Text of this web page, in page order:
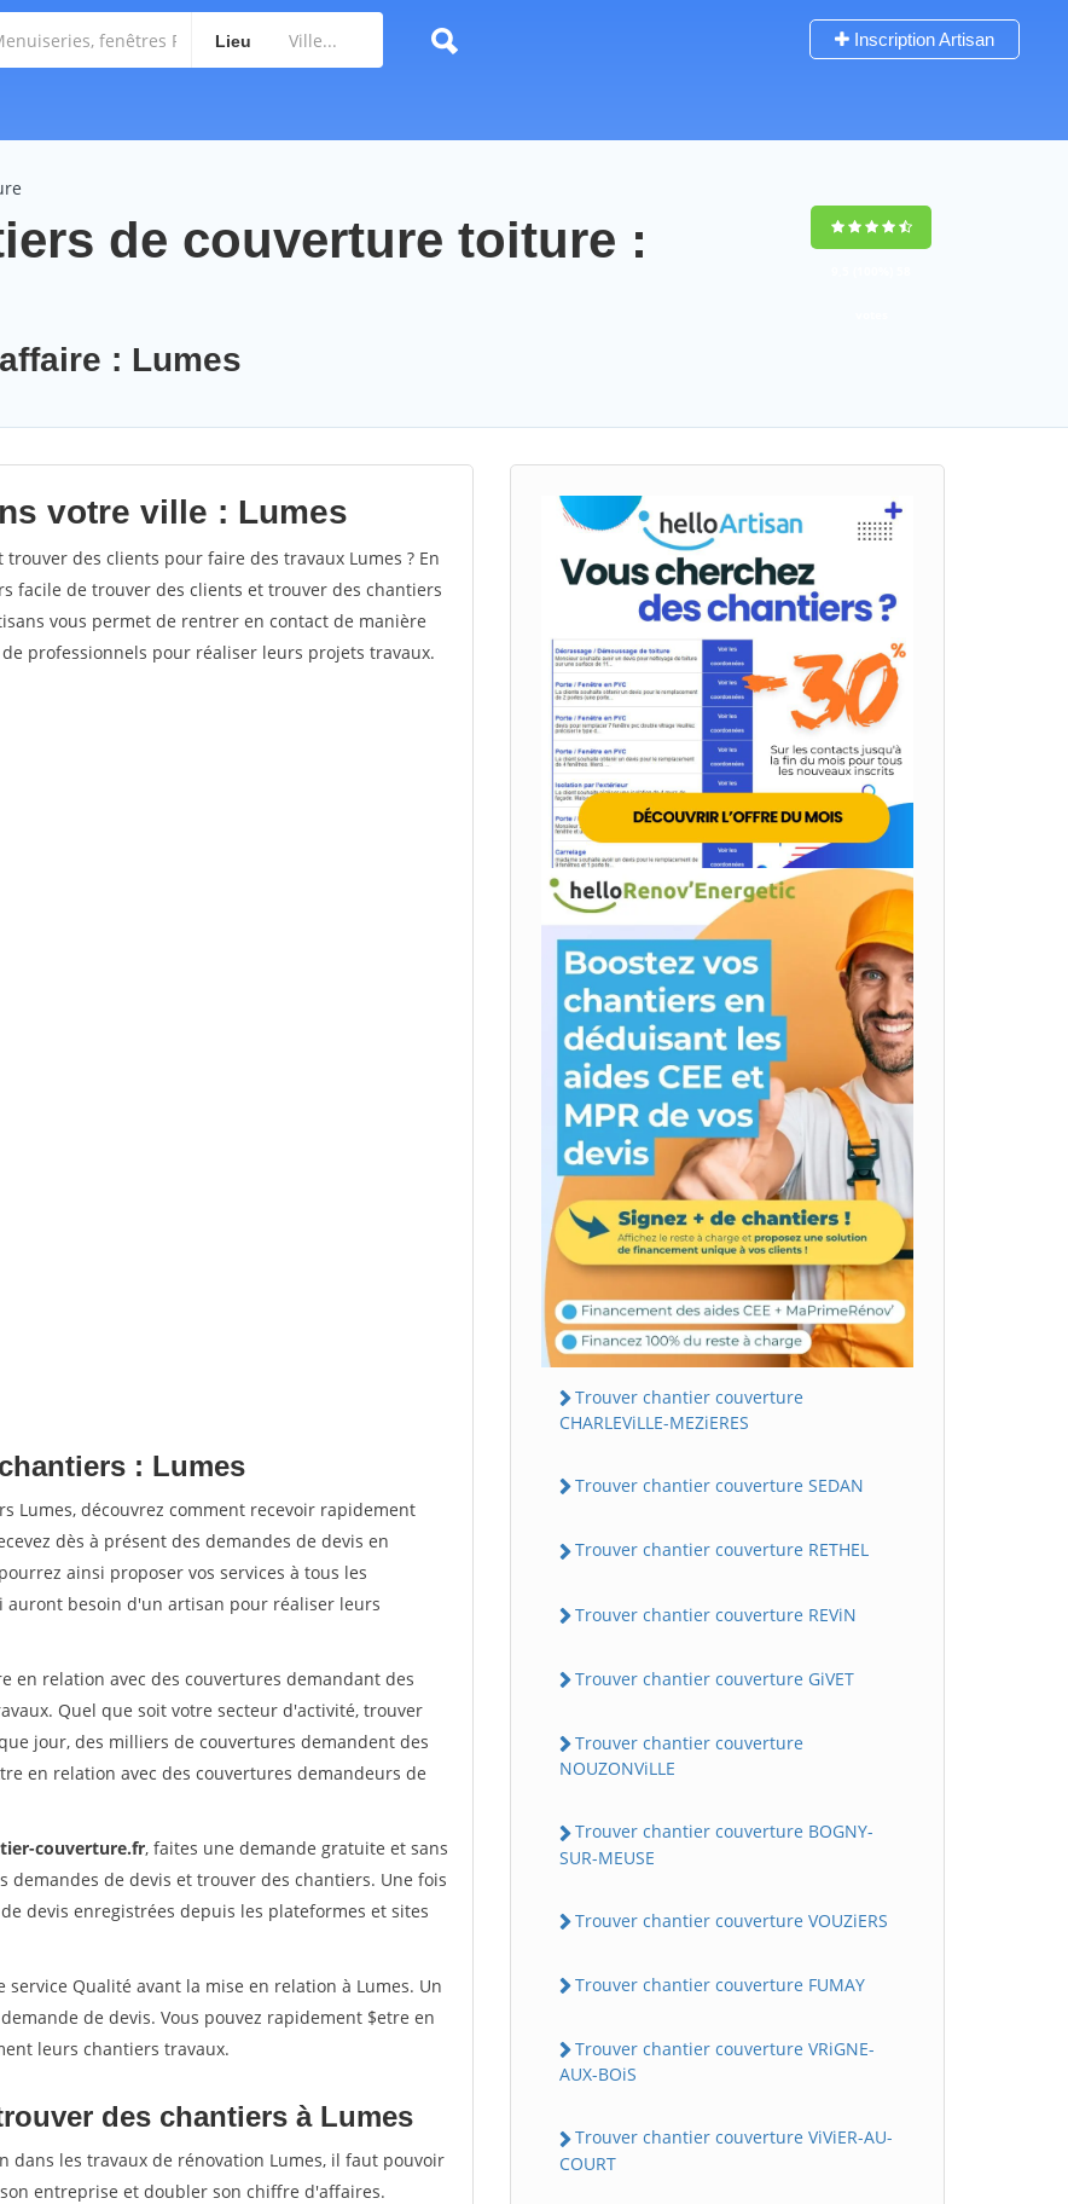
Lieu Inscription Artisan
de couverture toiture :
: Lumes
votre ville : Lumes
des clients pour faire des travaux Lumes ? En
facile de trouver des clients et trouver des chantiers
vous permet de rentrer en contact de manière
professionnels pour réaliser leurs projets travaux.
: Lumes
Lumes, découvrez comment recevoir rapidement
dès à présent des demandes de devis en
ainsi proposer vos services à tous les
besoin d'un artisan pour réaliser leurs
en relation avec des couvertures demandant des
Quel que soit votre secteur d'activité, trouver
jour, des milliers de couvertures demandent des
en relation avec des couvertures demandeurs de
couverture.fr, faites une demande gratuite et sans
de devis et trouver des chantiers. Une fois
devis enregistrées depuis les plateformes et sites
Qualité avant la mise en relation à Lumes. Un
de devis. Vous pouvez rapidement $etre en
leurs chantiers travaux.
des chantiers à Lumes
les travaux de rénovation Lumes, il faut pouvoir
entreprise et doubler son chiffre d'affaires.
Trouver chantier couverture
CHARLEViLLE-MEZiERES
Trouver chantier couverture SEDAN
Trouver chantier couverture RETHEL
Trouver chantier couverture REViN
Trouver chantier couverture GiVET
Trouver chantier couverture
NOUZONViLLE
Trouver chantier couverture BOGNY-
SUR-MEUSE
Trouver chantier couverture VOUZiERS
Trouver chantier couverture FUMAY
Trouver chantier couverture VRiGNE-
AUX-BOiS
Trouver chantier couverture ViViER-AU-
COURT